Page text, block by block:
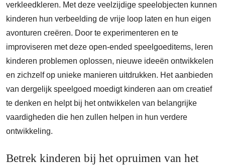
verkleedkleren. Met deze veelzijdige speelobjecten kunnen
kinderen hun verbeelding de vrije loop laten en hun eigen
avonturen creëren. Door te experimenteren en te
improviseren met deze open-ended speelgoeditems, leren
kinderen problemen oplossen, nieuwe ideeën ontwikkelen
en zichzelf op unieke manieren uitdrukken. Het aanbieden
van dergelijk speelgoed moedigt kinderen aan om creatief
te denken en helpt bij het ontwikkelen van belangrijke
vaardigheden die hen zullen helpen in hun verdere
ontwikkeling.
Betrek kinderen bij het opruimen van het